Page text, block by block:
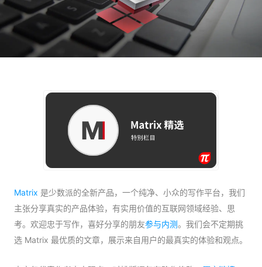
Matrix 是少数派的全新产品，一个纯净、小众的写作平台，我们
主张分享真实的产品体验，有实用价值的互联网领域经验、思
考。欢迎忠于写作，喜好分享的朋友参与内测。我们会不定期挑
选 Matrix 最优质的文章，展示来自用户的最真实的体验和观点。